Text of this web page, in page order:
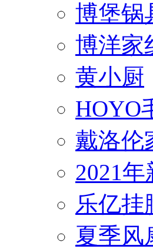
博堡锅
博洋家
黄小厨
HOYO
戴洛伦
2021
乐亿挂
夏季风